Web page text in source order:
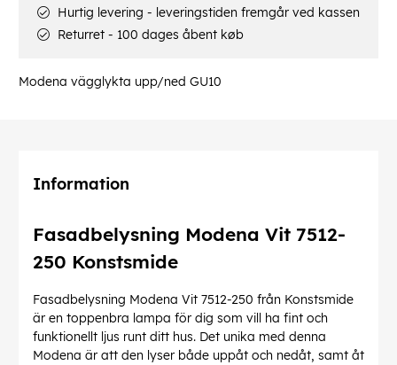
Modena vägglykta upp/ned GU10
Hurtig levering - leveringstiden fremgår ved kassen
Returret - 100 dages åbent køb
Information
Fasadbelysning Modena Vit 7512-
250 Konstsmide
Fasadbelysning Modena Vit 7512-250 från Konstsmide
är en toppenbra lampa för dig som vill ha fint och
funktionellt ljus runt ditt hus. Det unika med denna
Modena är att den lyser både uppåt och nedåt, samt åt